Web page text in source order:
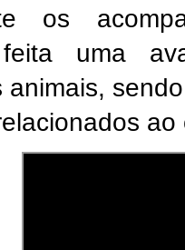
os
uma
animais,